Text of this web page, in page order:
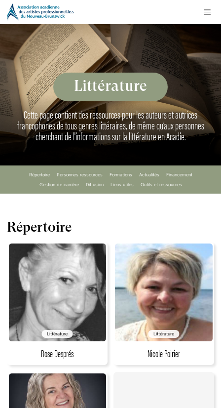
Littérature
Cette page contient des ressources pour les auteurs et autrices
francophones de tous genres littéraires, de même qu’aux personnes
cherchant de l'informations sur la littérature en Acadie.
Répertoire Personnes ressources Formations Actualités
Financement
Gestion de carrière
Diffusion Liens utiles Outils et ressources
Répertoire
Littérature
Rose Després
Littérature
Nicole Poirier